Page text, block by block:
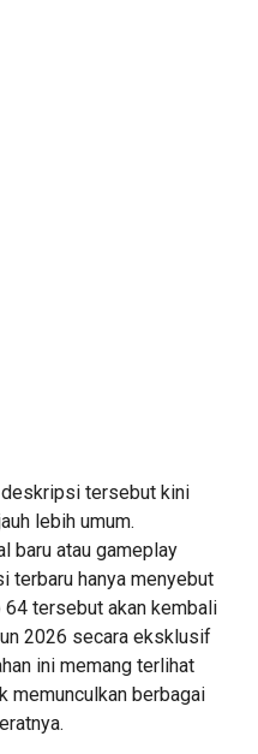
tersebut kini
lebih umum.
baru atau gameplay
terbaru hanya menyebut
tersebut akan kembali
2026 secara eksklusif
ini memang terlihat
memunculkan berbagai